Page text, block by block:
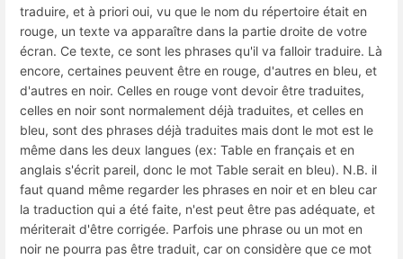
traduire, et à priori oui, vu que le nom du répertoire était en
rouge, un texte va apparaître dans la partie droite de votre
écran. Ce texte, ce sont les phrases qu'il va falloir traduire. Là
encore, certaines peuvent être en rouge, d'autres en bleu, et
d'autres en noir. Celles en rouge vont devoir être traduites,
celles en noir sont normalement déjà traduites, et celles en
bleu, sont des phrases déjà traduites mais dont le mot est le
même dans les deux langues (ex: Table en français et en
anglais s'écrit pareil, donc le mot Table serait en bleu). N.B. il
faut quand même regarder les phrases en noir et en bleu car
la traduction qui a été faite, n'est peut être pas adéquate, et
mériterait d'être corrigée. Parfois une phrase ou un mot en
noir ne pourra pas être traduit, car on considère que ce mot